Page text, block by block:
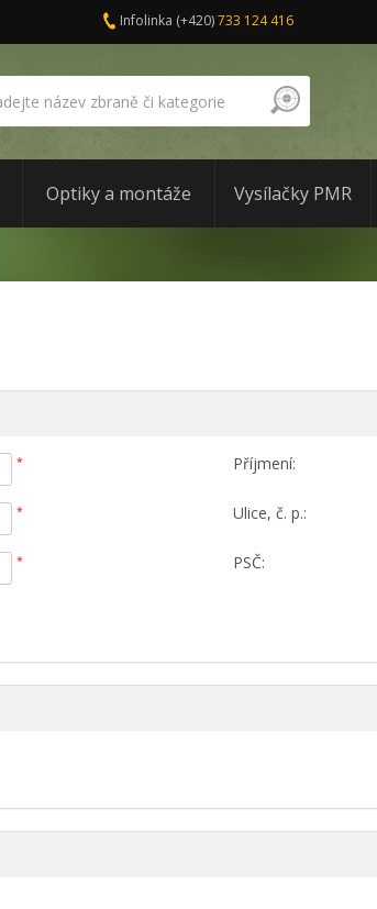
Infolinka (+420)733 124 416
Optiky a montáže Vysílačky PMR
* Příjmení:
* Ulice, č. p.:
* PSČ: